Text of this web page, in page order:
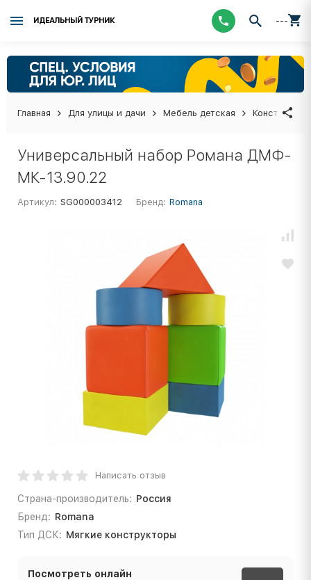
ИДЕАЛЬНЫЙ ТУРНИК ---
Главная Для улицы и дачи Мебель детская
Универсальный набор Романа ДМФ-
МК-13.90.22
Артикул: SG000003412 Бренд: Romana
Написать отзыв
Страна-производитель: Россия
Бренд: Romana
Тип ДСК: Мягкие конструкторы
Посмотреть онлайн